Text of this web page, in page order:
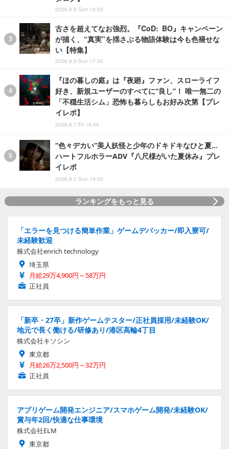
2026.8.9 Sun 18:00
古さを超えてなお強烈。『CoD: BO』キャンペーン
が描く、“真実”を揺さぶる物語体験は今も色褪せな
い【特集】
2026.8.9 Sun 17:30
『ほの暮しの庭』は『夜廻』ファン、スローライフ
好き、新規ユーザーのすべてに“良し”！ 唯一無二の
「不穏生活シム」恐怖も暮らしもお好み次第【プレ
イレポ】
2026.8.7 Fri 19:45
“色々デカい”美人妖怪と少年のドキドキなひと夏…
ハートフルホラーADV『八尺様がいた夏休み』プレ
イレポ
2026.8.2 Sun 19:00
ランキングをもっと見る
「エラーを見つける簡単作業」ゲームデバッカー/即入寮可/
未経験歓迎
株式会社enrich technology
埼玉県
月給29万4,900円～58万円
正社員
「新卒・27卒」新作ゲームテスター/正社員採用/未経験OK/
地元で長く働ける/研修あり/港区高輪4丁目
株式会社キソシン
東京都
月給26万2,500円～32万円
正社員
アプリゲーム開発エンジニア/スマホゲーム開発/未経験OK/
賞与年2回/快適な仕事環境
株式会社ELM
東京都